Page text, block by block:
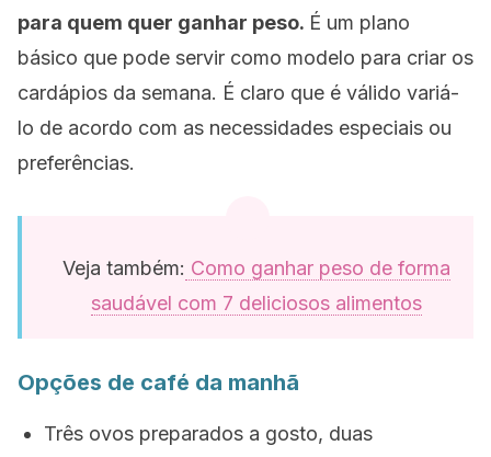
para quem quer ganhar peso. É um plano
básico que pode servir como modelo para criar os
cardápios da semana. É claro que é válido variá-
lo de acordo com as necessidades especiais ou
preferências.
Veja também: Como ganhar peso de forma
saudável com 7 deliciosos alimentos
Opções de café da manhã
Três ovos preparados a gosto, duas